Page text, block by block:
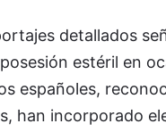
detallados
estéril en
españoles,
han incorporado